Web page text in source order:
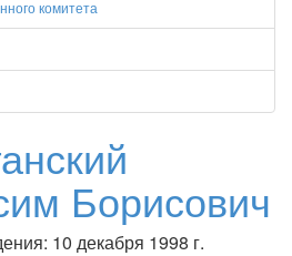
комитета
Борисович
10 декабря 1998 г.